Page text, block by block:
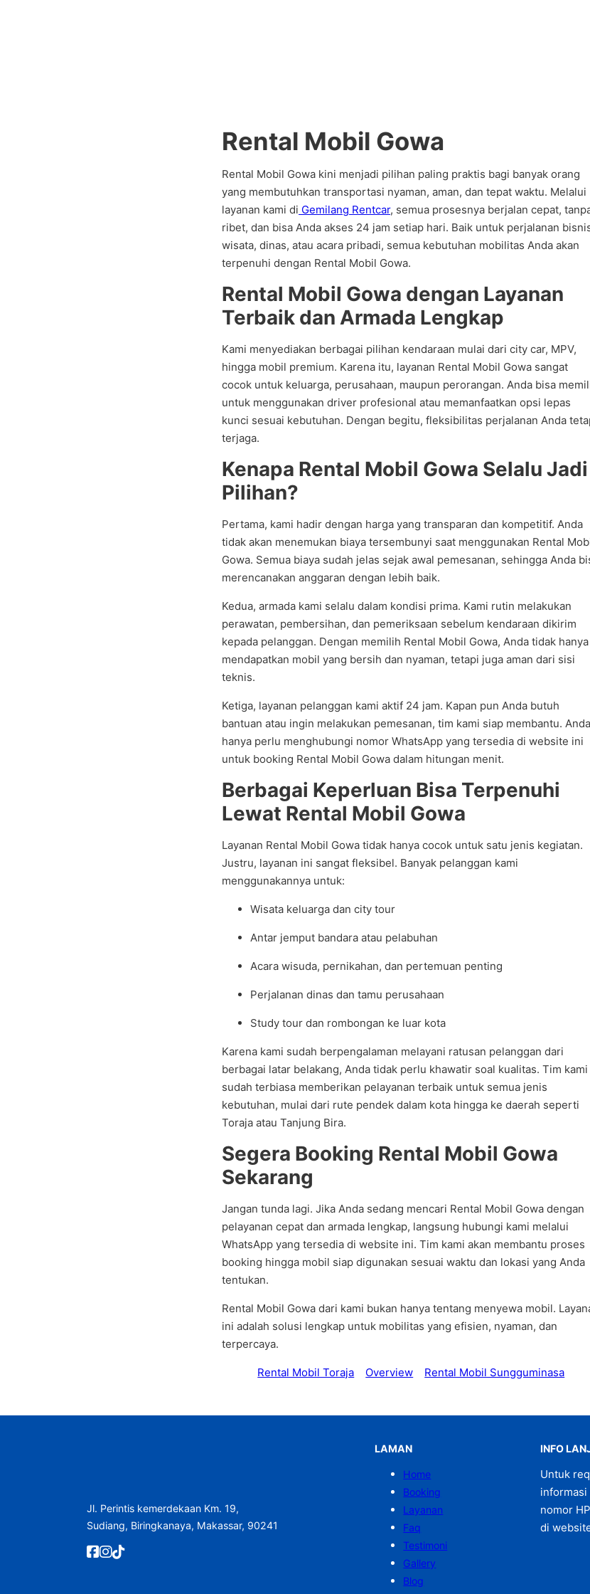
Rental Mobil Gowa
Rental Mobil Gowa kini menjadi pilihan paling praktis bagi banyak orang
yang membutuhkan transportasi nyaman, aman, dan tepat waktu. Melalui
layanan kami di Gemilang Rentcar, semua prosesnya berjalan cepat,
ribet, dan bisa Anda akses 24 jam setiap hari. Baik untuk perjalanan
wisata, dinas, atau acara pribadi, semua kebutuhan mobilitas Anda akan
terpenuhi dengan Rental Mobil Gowa.
Rental Mobil Gowa dengan Layanan
Terbaik dan Armada Lengkap
Kami menyediakan berbagai pilihan kendaraan mulai dari city car, MPV,
hingga mobil premium. Karena itu, layanan Rental Mobil Gowa sangat
cocok untuk keluarga, perusahaan, maupun perorangan. Anda bisa
untuk menggunakan driver profesional atau memanfaatkan opsi lepas
kunci sesuai kebutuhan. Dengan begitu, fleksibilitas perjalanan Anda
terjaga.
Kenapa Rental Mobil Gowa Selalu Jadi
Pilihan?
Pertama, kami hadir dengan harga yang transparan dan kompetitif. Anda
tidak akan menemukan biaya tersembunyi saat menggunakan Rental
Gowa. Semua biaya sudah jelas sejak awal pemesanan, sehingga Anda
merencanakan anggaran dengan lebih baik.
Kedua, armada kami selalu dalam kondisi prima. Kami rutin melakukan
perawatan, pembersihan, dan pemeriksaan sebelum kendaraan dikirim
kepada pelanggan. Dengan memilih Rental Mobil Gowa, Anda tidak hanya
mendapatkan mobil yang bersih dan nyaman, tetapi juga aman dari sisi
teknis.
Ketiga, layanan pelanggan kami aktif 24 jam. Kapan pun Anda butuh
bantuan atau ingin melakukan pemesanan, tim kami siap membantu. Anda
hanya perlu menghubungi nomor WhatsApp yang tersedia di website ini
untuk booking Rental Mobil Gowa dalam hitungan menit.
Berbagai Keperluan Bisa Terpenuhi
Lewat Rental Mobil Gowa
Layanan Rental Mobil Gowa tidak hanya cocok untuk satu jenis kegiatan.
Justru, layanan ini sangat fleksibel. Banyak pelanggan kami
menggunakannya untuk:
Wisata keluarga dan city tour
Antar jemput bandara atau pelabuhan
Acara wisuda, pernikahan, dan pertemuan penting
Perjalanan dinas dan tamu perusahaan
Study tour dan rombongan ke luar kota
Karena kami sudah berpengalaman melayani ratusan pelanggan dari
berbagai latar belakang, Anda tidak perlu khawatir soal kualitas. Tim kami
sudah terbiasa memberikan pelayanan terbaik untuk semua jenis
kebutuhan, mulai dari rute pendek dalam kota hingga ke daerah seperti
Toraja atau Tanjung Bira.
Segera Booking Rental Mobil Gowa
Sekarang
Jangan tunda lagi. Jika Anda sedang mencari Rental Mobil Gowa dengan
pelayanan cepat dan armada lengkap, langsung hubungi kami melalui
WhatsApp yang tersedia di website ini. Tim kami akan membantu proses
booking hingga mobil siap digunakan sesuai waktu dan lokasi yang Anda
tentukan.
Rental Mobil Gowa dari kami bukan hanya tentang menyewa mobil.
ini adalah solusi lengkap untuk mobilitas yang efisien, nyaman, dan
terpercaya.
Rental Mobil Toraja Overview Rental Mobil Sungguminasa
Jl. Perintis kemerdekaan Km. 19,
Sudiang, Biringkanaya, Makassar, 90241
LAMAN
Home
Booking
Layanan
Faq
Testimoni
Gallery
Blog
INFO
Untuk
nomor
di